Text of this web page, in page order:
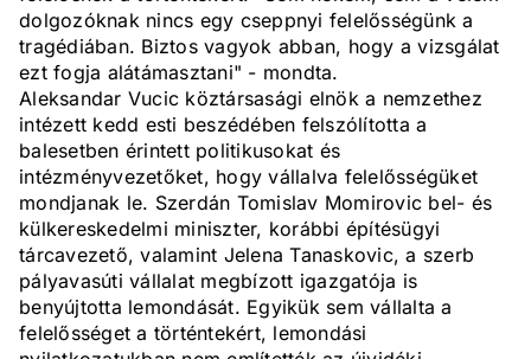
dolgozóknak nincs egy cseppnyi felelősségünk a
tragédiában. Biztos vagyok abban, hogy a vizsgálat
ezt fogja alátámasztani" - mondta.
Aleksandar Vucic köztársasági elnök a nemzethez
intézett kedd esti beszédében felszólította a
balesetben érintett politikusokat és
intézményvezetőket, hogy vállalva felelősségüket
mondjanak le. Szerdán Tomislav Momirovic bel- és
külkereskedelmi miniszter, korábbi építésügyi
tárcavezető, valamint Jelena Tanaskovic, a szerb
pályavasúti vállalat megbízott igazgatója is
benyújtotta lemondását. Egyikük sem vállalta a
felelősséget a történtekért, lemondási